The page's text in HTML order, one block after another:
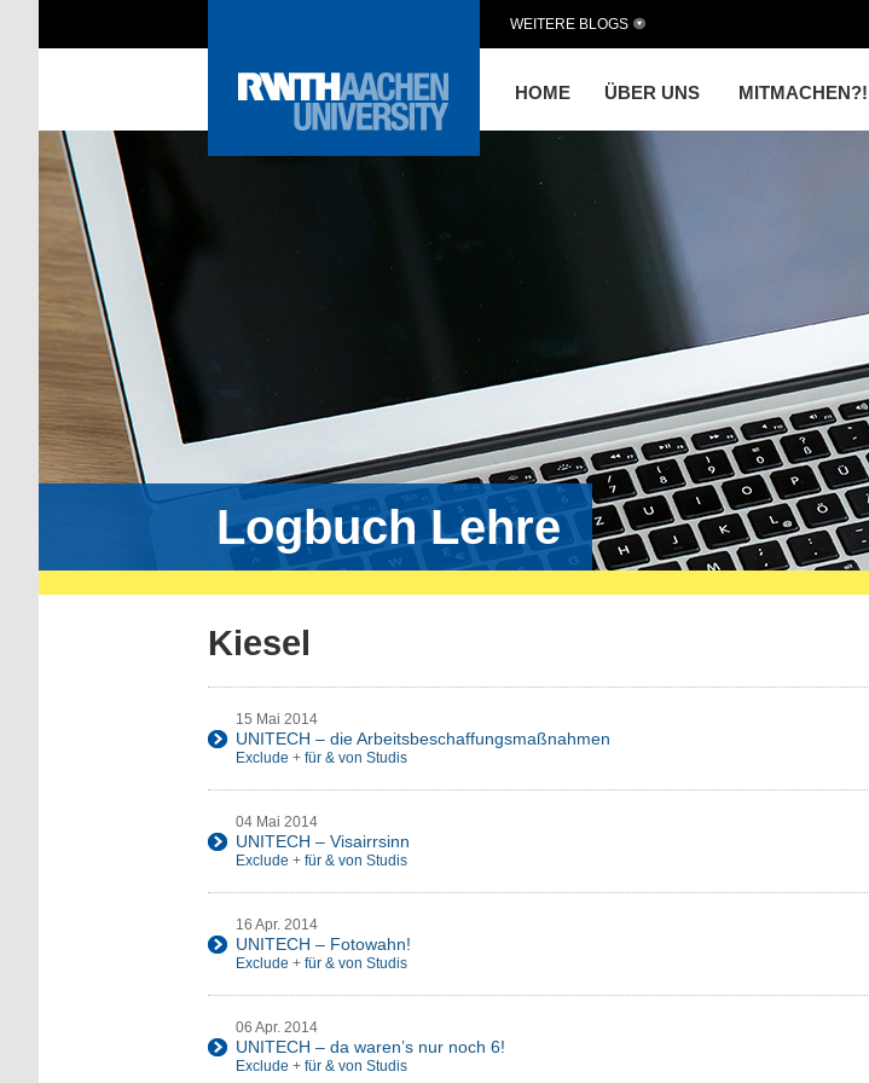
HOME ÜBER UNS MITMACHEN?!
WEITERE BLOGS
Logbuch Lehre
Kiesel
15 Mai 2014
UNITECH – die Arbeitsbeschaffungsmaßnahmen
Exclude + für & von Studis
04 Mai 2014
UNITECH – Visairrsinn
Exclude + für & von Studis
16 Apr. 2014
UNITECH – Fotowahn!
Exclude + für & von Studis
06 Apr. 2014
UNITECH – da waren’s nur noch 6!
Exclude + für & von Studis